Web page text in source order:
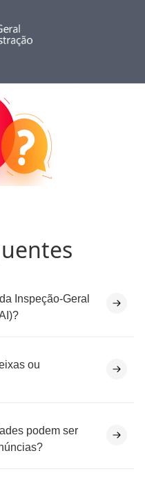
Inspeção-Geral
ou
podem ser